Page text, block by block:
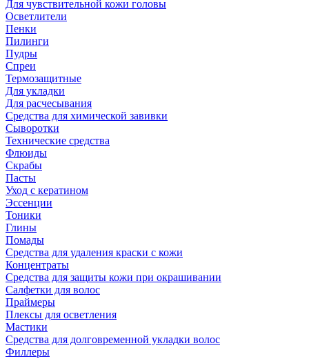
Для чувствительной кожи головы
Осветлители
Пенки
Пилинги
Пудры
Спреи
Термозащитные
Для укладки
Для расчесывания
Средства для химической завивки
Сыворотки
Технические средства
Флюиды
Скрабы
Пасты
Уход с кератином
Эссенции
Тоники
Глины
Помады
Средства для удаления краски с кожи
Концентраты
Средства для защиты кожи при окрашивании
Салфетки для волос
Праймеры
Плексы для осветления
Мастики
Средства для долговременной укладки волос
Филлеры